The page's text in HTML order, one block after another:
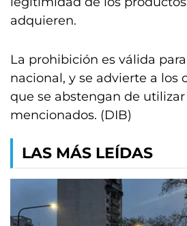
adquieren.
La prohibición es válida
nacional, y se advierte a los
que se abstengan de
mencionados. (DIB)
LAS MÁS LEÍDAS